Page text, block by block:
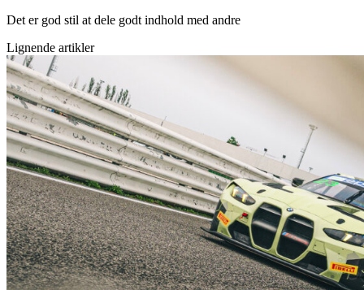
Det er god stil at dele godt indhold med andre
Lignende artikler